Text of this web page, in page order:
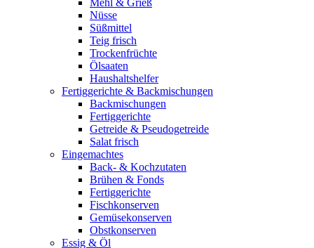
Mehl & Grieß
Nüsse
Süßmittel
Teig frisch
Trockenfrüchte
Ölsaaten
Haushaltshelfer
Fertiggerichte & Backmischungen
Backmischungen
Fertiggerichte
Getreide & Pseudogetreide
Salat frisch
Eingemachtes
Back- & Kochzutaten
Brühen & Fonds
Fertiggerichte
Fischkonserven
Gemüsekonserven
Obstkonserven
Essig & Öl